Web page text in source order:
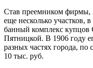
Став преемником фирмы,
еще несколько участков,
банный комплекс купцов
Пятницкой. В 1906 году
разных частях города, по
10 тыс. руб.